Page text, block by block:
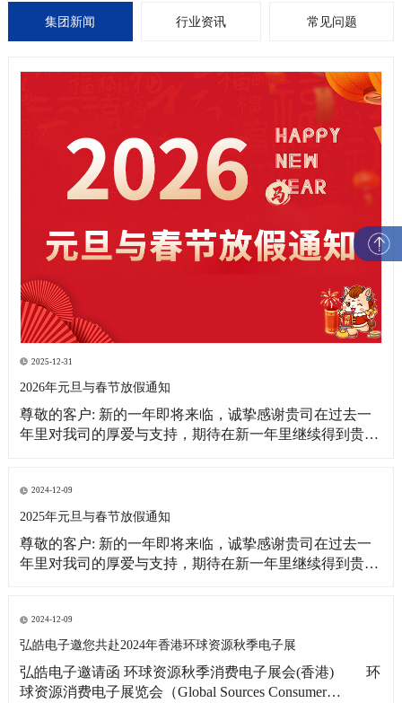
集团新闻 行业资讯 常见问题
2025-12-31
2026年元旦与春节放假通知
尊敬的客户: 新的一年即将来临，诚挚感谢贵司在过去一
年里对我司的厚爱与支持，期待在新一年里继续得到贵司
单需求，提前做好春节期间物料准备工作，现将我司放假
相关事宜通知如下: 1、元旦放假
2024-12-09
2025年元旦与春节放假通知
尊敬的客户: 新的一年即将来临，诚挚感谢贵司在过去一
年里对我司的厚爱与支持，期待在新一年里继续得到贵司
求，提前做好春节期间物料准备工作，现将我司放假相关
事宜通知如下: 1、元旦放假时间：2025
2024-12-09
弘皓电子邀您共赴2024年香港环球资源秋季电子展
弘皓电子邀请函 环球资源秋季消费电子展会(香港) 环
球资源消费电子展览会（Global Sources Consumer